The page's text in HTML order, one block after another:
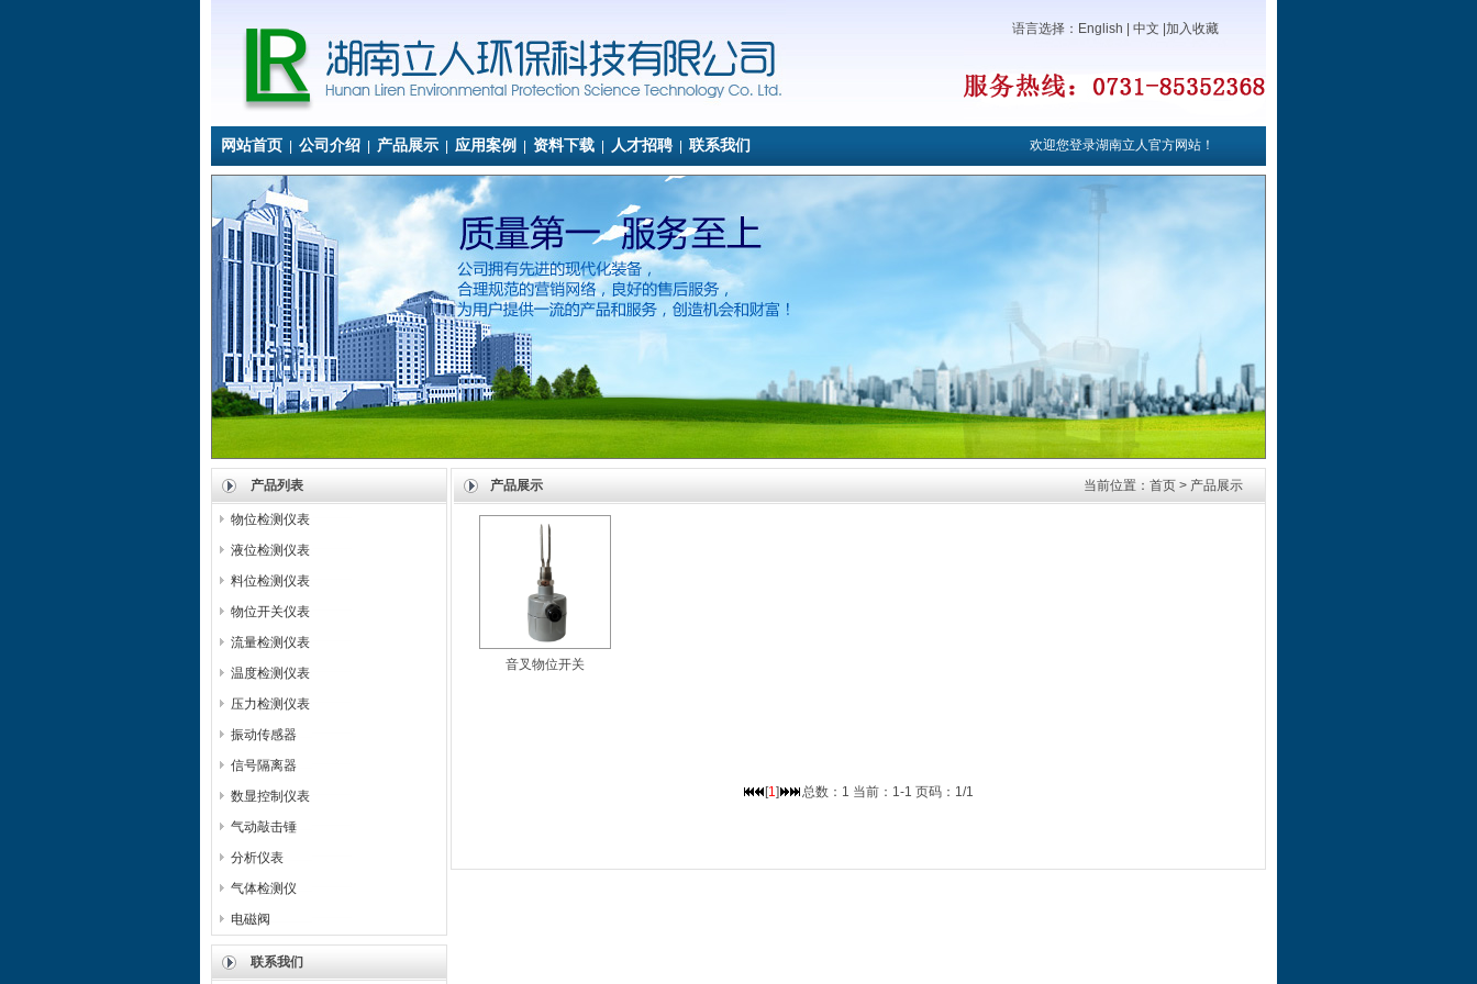
语言选择： English 中文 加入收藏
网站首页 公司介绍 产品展示 应用案例 资料下载 人才招聘 联系我们 欢迎您登录湖南立人官方网站！
产品列表
物位检测仪表
液位检测仪表
料位检测仪表
物位开关仪表
流量检测仪表
温度检测仪表
压力检测仪表
振动传感器
信号隔离器
数显控制仪表
气动敲击锤
分析仪表
气体检测仪
电磁阀
联系我们
产品展示 当前位置：首页 > 产品展示
音叉物位开关
[1] 总数：1 当前：1-1 页码：1/1